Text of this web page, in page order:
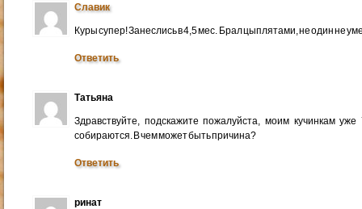
Славик
Куры супер! Занеслись в 4,5 мес. Брал цыплятами, не один не
Ответить
Татьяна
Здравствуйте, подскажите пожалуйста, моим кучинкам
собираются. В чем может быть причина?
Ответить
ринат